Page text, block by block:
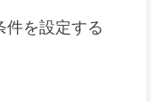
を設定する